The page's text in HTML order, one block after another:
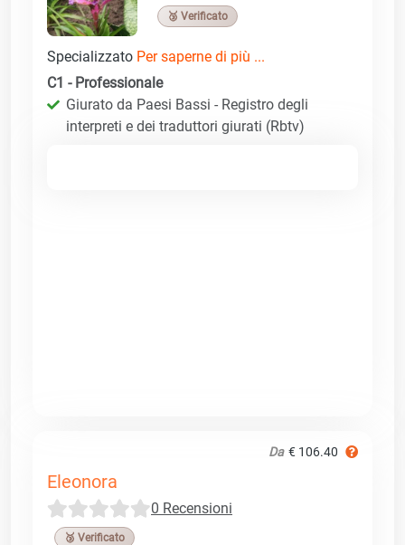
🥉 Verificato
Specializzato Per saperne di più ...
C1 - Professionale
Giurato da Paesi Bassi - Registro degli
interpreti e dei traduttori giurati (Rbtv)
Da € 106.40
Eleonora
0 Recensioni
🥉 Verificato